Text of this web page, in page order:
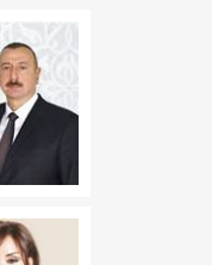
06 Avqust